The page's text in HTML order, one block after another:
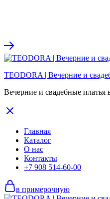
TEODORA | Вечерние и
Вечерние и свадебные платья
Главная
Каталог
О нас
Контакты
+7 908 514-60-00
в примерочную